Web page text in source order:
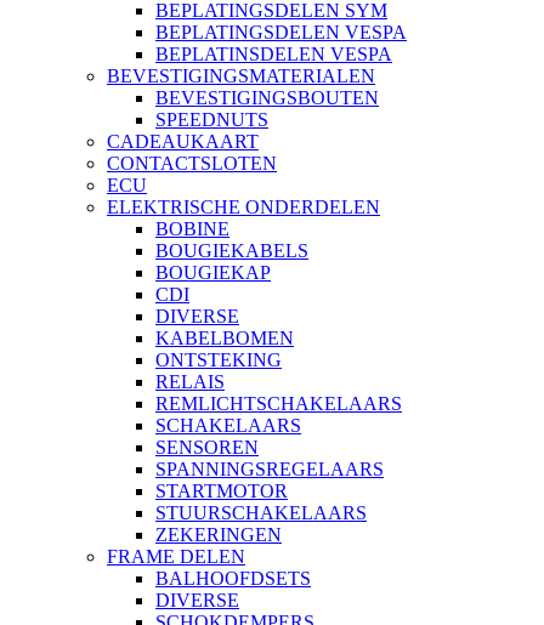
BEPLATINGSDELEN SYM
BEPLATINGSDELEN VESPA
BEPLATINSDELEN VESPA
BEVESTIGINGSMATERIALEN
BEVESTIGINGSBOUTEN
SPEEDNUTS
CADEAUKAART
CONTACTSLOTEN
ECU
ELEKTRISCHE ONDERDELEN
BOBINE
BOUGIEKABELS
BOUGIEKAP
CDI
DIVERSE
KABELBOMEN
ONTSTEKING
RELAIS
REMLICHTSCHAKELAARS
SCHAKELAARS
SENSOREN
SPANNINGSREGELAARS
STARTMOTOR
STUURSCHAKELAARS
ZEKERINGEN
FRAME DELEN
BALHOOFDSETS
DIVERSE